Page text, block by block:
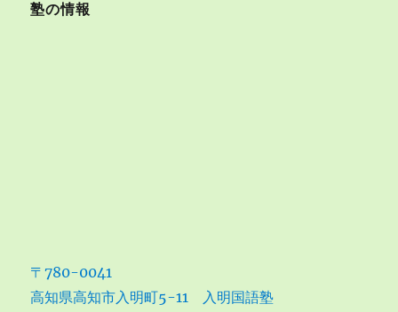
塾の情報
〒780-0041
高知県高知市入明町5-11 入明国語塾